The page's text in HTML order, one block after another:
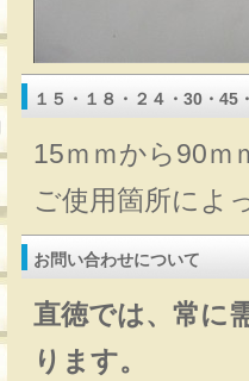
金切鋏 銀印
１５・１８・２４・30・45
15ｍｍから90ｍ
ご使用箇所によ
お問い合わせについて
直徳では、常に
ります。